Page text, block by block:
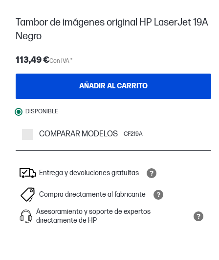
Tambor de imágenes original HP LaserJet 19A
Negro
113,49 €Con IVA *
AÑADIR AL CARRITO
DISPONIBLE
COMPARAR MODELOS CF219A
Entrega y devoluciones gratuitas
Compra directamente al fabricante
Asesoramiento y soporte de expertos
directamente de HP